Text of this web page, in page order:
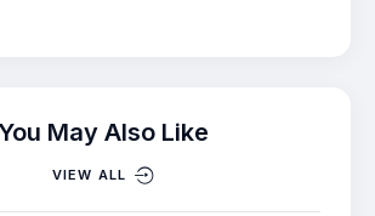
May Also Like
VIEW ALL